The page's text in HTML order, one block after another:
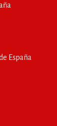
España